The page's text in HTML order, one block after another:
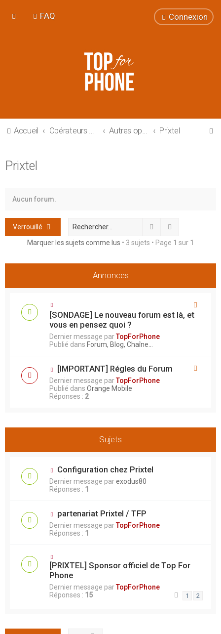
FAQ Connexion
Accueil Opérateurs Mobiles Autres opérateurs (MVNO) Prixtel
Prixtel
Aucun forum.
Verrouillé Rechercher
Marquer les sujets comme lus • 3 sujets • Page 1 sur 1
Annonces
[SONDAGE] Le nouveau forum est là, et
vous en pensez quoi ?
Dernier message parTopForPhone
Publié dans Forum, Blog, Chaîne...
[IMPORTANT] Régles du Forum
Dernier message parTopForPhone
Publié dans Orange Mobile
Réponses : 2
Sujets
Configuration chez Prixtel
Dernier message parexodus80
Réponses : 1
partenariat Prixtel / TFP
Dernier message parTopForPhone
Réponses : 1
[PRIXTEL] Sponsor officiel de Top For
Phone
Dernier message parTopForPhone
Réponses : 15 1 2